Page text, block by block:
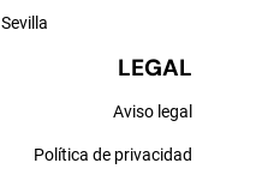
Sevilla
LEGAL
Aviso legal
Política de privacidad